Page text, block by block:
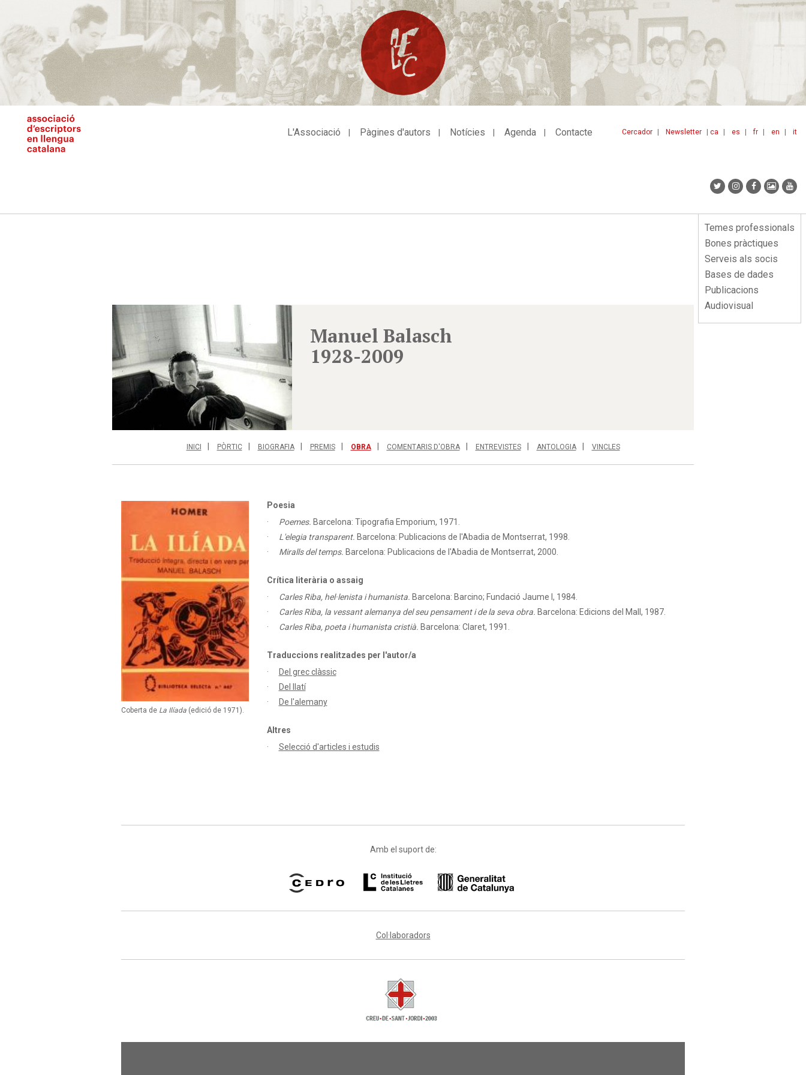
contingut
ca es fr en it
Cercador Newsletter
L'Associació Pàgines d'autors Notícies Agenda Contacte
Menu
lateral
Temes professionals
Bones pràctiques
Serveis als socis
Bases de dades
Publicacions
Audiovisual
Manuel Balasch
1928-2009
INICI PÒRTIC BIOGRAFIA PREMIS OBRA COMENTARIS D'OBRA ENTREVISTES ANTOLOGIA VINCLES
Coberta de La Ilíada (edició de 1971).
Poesia
Poemes. Barcelona: Tipografia Emporium, 1971.
L'elegia transparent. Barcelona: Publicacions de l'Abadia de Montserrat, 1998.
Miralls del temps. Barcelona: Publicacions de l'Abadia de Montserrat, 2000.
Crítica literària o assaig
Carles Riba, hel·lenista i humanista. Barcelona: Barcino; Fundació Jaume I, 1984.
Carles Riba, la vessant alemanya del seu pensament i de la seva obra. Barcelona: Edicions del Mall, 1987.
Carles Riba, poeta i humanista cristià. Barcelona: Claret, 1991.
Traduccions realitzades per l'autor/a
Del grec clàssic
Del llatí
De l'alemany
Altres
Selecció d'articles i estudis
Amb el suport de:
Col·laboradors